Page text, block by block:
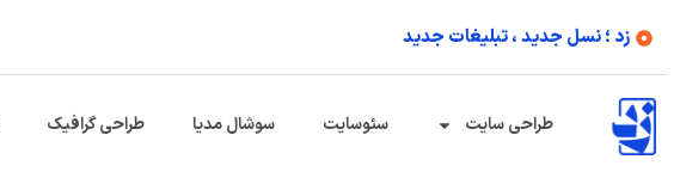
زد ؛ نسل جدید ، تبلیغات جدید
طراحی سایت سئوسایت سوشال مدیا طراحی گرافیک